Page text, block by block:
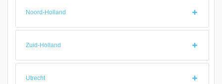
Noord-Holland
Zuid-Holland
Utrecht